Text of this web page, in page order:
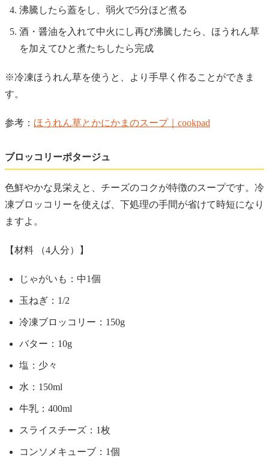
沸騰したら蓋をし、弱火で5分ほど煮る
酒・醤油を入れて中火にし再び沸騰したら、ほうれん草
を加えてひと煮たちしたら完成
※冷凍ほうれん草を使うと、より手早く作ることができま
す。
参考： ほうれん草とかにかまのスープ｜cookpad
ブロッコリーポタージュ
色鮮やかな見栄えと、チーズのコクが特徴のスープです。冷
凍ブロッコリーを使えば、下処理の手間が省けて時短になり
ますよ。
【材料 （4人分）】
じゃがいも：中1個
玉ねぎ：1/2
冷凍ブロッコリー：150g
バター：10g
塩：少々
水：150ml
牛乳：400ml
スライスチーズ：1枚
コンソメキューブ：1個